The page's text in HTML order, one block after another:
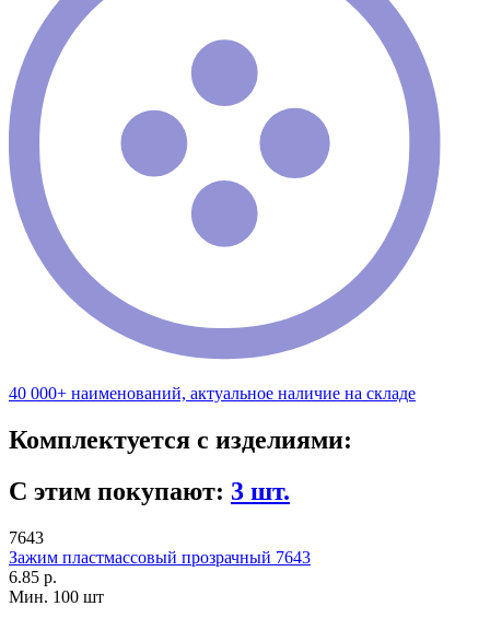
40 000+ наименований, актуальное наличие на складе
Комплектуется с изделиями:
С этим покупают: 3 шт.
7643
Зажим пластмассовый прозрачный 7643
6.85 р.
Мин. 100 шт